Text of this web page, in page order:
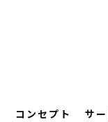
コンセプト サ